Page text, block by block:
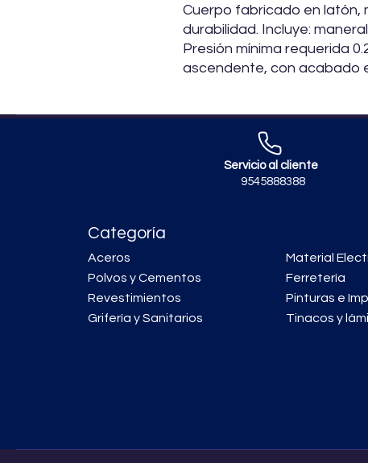
Cuerpo fabricado en latón,
durabilidad. Incluye:
Presión mínima requerida
ascendente, con acabado
Servicio al cliente
9545888388
Categoría
Aceros
Polvos y Cementos
Revestimientos
Grifería y Sanitarios
Material
Ferretería
Pinturas e
Tinacos y